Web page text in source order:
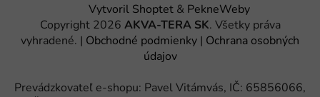
Vytvoril Shoptet& PekneWeby
Copyright 2026 AKVA-TERA SK. Všetky práva
vyhradené. | Obchodné podmienky | Ochrana osobných
údajov
Prevádzkovateľ e-shopu: Pavel Vitámvás, IČ: 65856066,